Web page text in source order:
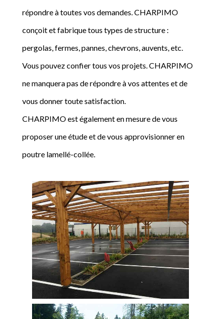
répondre à toutes vos demandes. CHARPIMO
conçoit et fabrique tous types de structure :
pergolas, fermes, pannes, chevrons, auvents, etc.
Vous pouvez confier tous vos projets. CHARPIMO
ne manquera pas de répondre à vos attentes et de
vous donner toute satisfaction.
CHARPIMO est également en mesure de vous
proposer une étude et de vous approvisionner en
poutre lamellé-collée.